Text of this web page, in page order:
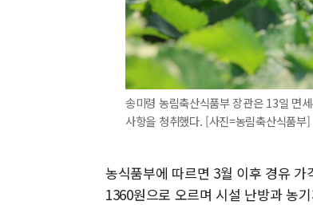
송미령 농림축산식품부 장관은 13일 면
사항을 청취했다. [사진=농림축산식
농식품부에 따르면 3월 이후 경유
1360원으로 오르며 시설 난방과 농